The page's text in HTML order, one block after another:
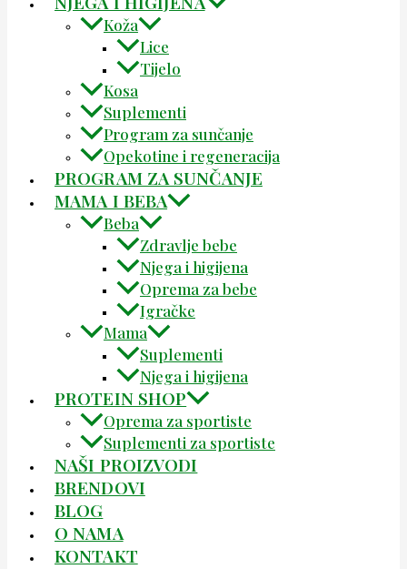
Koža
Lice
Tijelo
Kosa
Suplementi
Program za sunčanje
Opekotine i regeneracija
PROGRAM ZA SUNČANJE
MAMA I BEBA
Beba
Zdravlje bebe
Njega i higijena
Oprema za bebe
Igračke
Mama
Suplementi
Njega i higijena
PROTEIN SHOP
Oprema za sportiste
Suplementi za sportiste
NAŠI PROIZVODI
BRENDOVI
BLOG
O NAMA
KONTAKT